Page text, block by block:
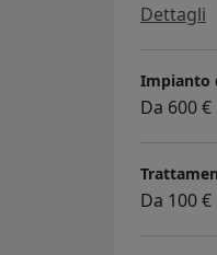
Dettagli
Impianto
Da 600 €
Da 100 €